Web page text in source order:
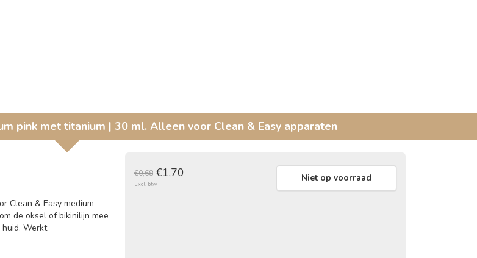
pink met titanium | 30 ml. Alleen voor Clean & Easy apparaten
Clean & Easy medium
de oksel of bikinilijn mee
Werkt
€0,68 €1,70
Excl. btw
Niet op voorraad